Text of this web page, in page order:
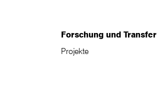
Forschung und Transfer
Projekte